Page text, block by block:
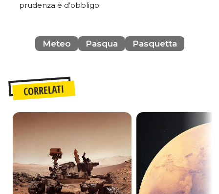
prudenza è d’obbligo.
Meteo Pasqua Pasquetta
CORRELATI